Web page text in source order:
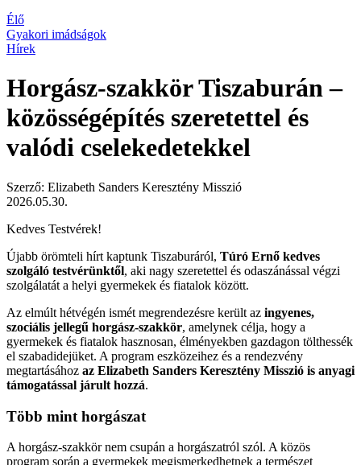
Élő
Gyakori imádságok
Hírek
Horgász-szakkör Tiszaburán –
közösségépítés szeretettel és
valódi cselekedetekkel
Szerző: Elizabeth Sanders Keresztény Misszió
2026.05.30.
Kedves Testvérek!
Újabb örömteli hírt kaptunk Tiszaburáról, Túró Ernő kedves
szolgáló testvérünktől, aki nagy szeretettel és odaszánással végzi
szolgálatát a helyi gyermekek és fiatalok között.
Az elmúlt hétvégén ismét megrendezésre került az ingyenes,
szociális jellegű horgász-szakkör, amelynek célja, hogy a
gyermekek és fiatalok hasznosan, élményekben gazdagon tölthessék
el szabadidejüket. A program eszközeihez és a rendezvény
megtartásához az Elizabeth Sanders Keresztény Misszió is anyagi
támogatással járult hozzá.
Több mint horgászat
A horgász-szakkör nem csupán a horgászatról szól. A közös
program során a gyermekek megismerkedhetnek a természet